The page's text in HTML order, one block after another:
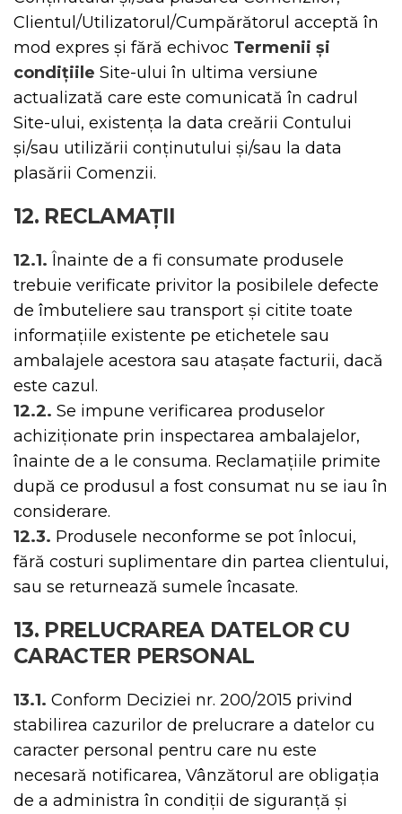
Clientul/Utilizatorul/Cumpărătorul acceptă în
mod expres și fără echivoc Termenii și
condițiile Site-ului în ultima versiune
actualizată care este comunicată în cadrul
Site-ului, existența la data creării Contului
și/sau utilizării conținutului și/sau la data
plasării Comenzii.
12. RECLAMAȚII
12.1. Înainte de a fi consumate produsele
trebuie verificate privitor la posibilele defecte
de îmbuteliere sau transport și citite toate
informațiile existente pe etichetele sau
ambalajele acestora sau atașate facturii, dacă
este cazul.
12.2. Se impune verificarea produselor
achiziționate prin inspectarea ambalajelor,
înainte de a le consuma. Reclamațiile primite
după ce produsul a fost consumat nu se iau în
considerare.
12.3. Produsele neconforme se pot înlocui,
fără costuri suplimentare din partea clientului,
sau se returnează sumele încasate.
13. PRELUCRAREA DATELOR CU
CARACTER PERSONAL
13.1. Conform Deciziei nr. 200/2015 privind
stabilirea cazurilor de prelucrare a datelor cu
caracter personal pentru care nu este
necesară notificarea, Vânzătorul are obligația
de a administra în condiții de siguranță și